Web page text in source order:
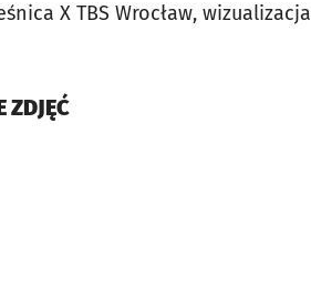
X TBS Wrocław, wizualizacja
ZDJĘĆ